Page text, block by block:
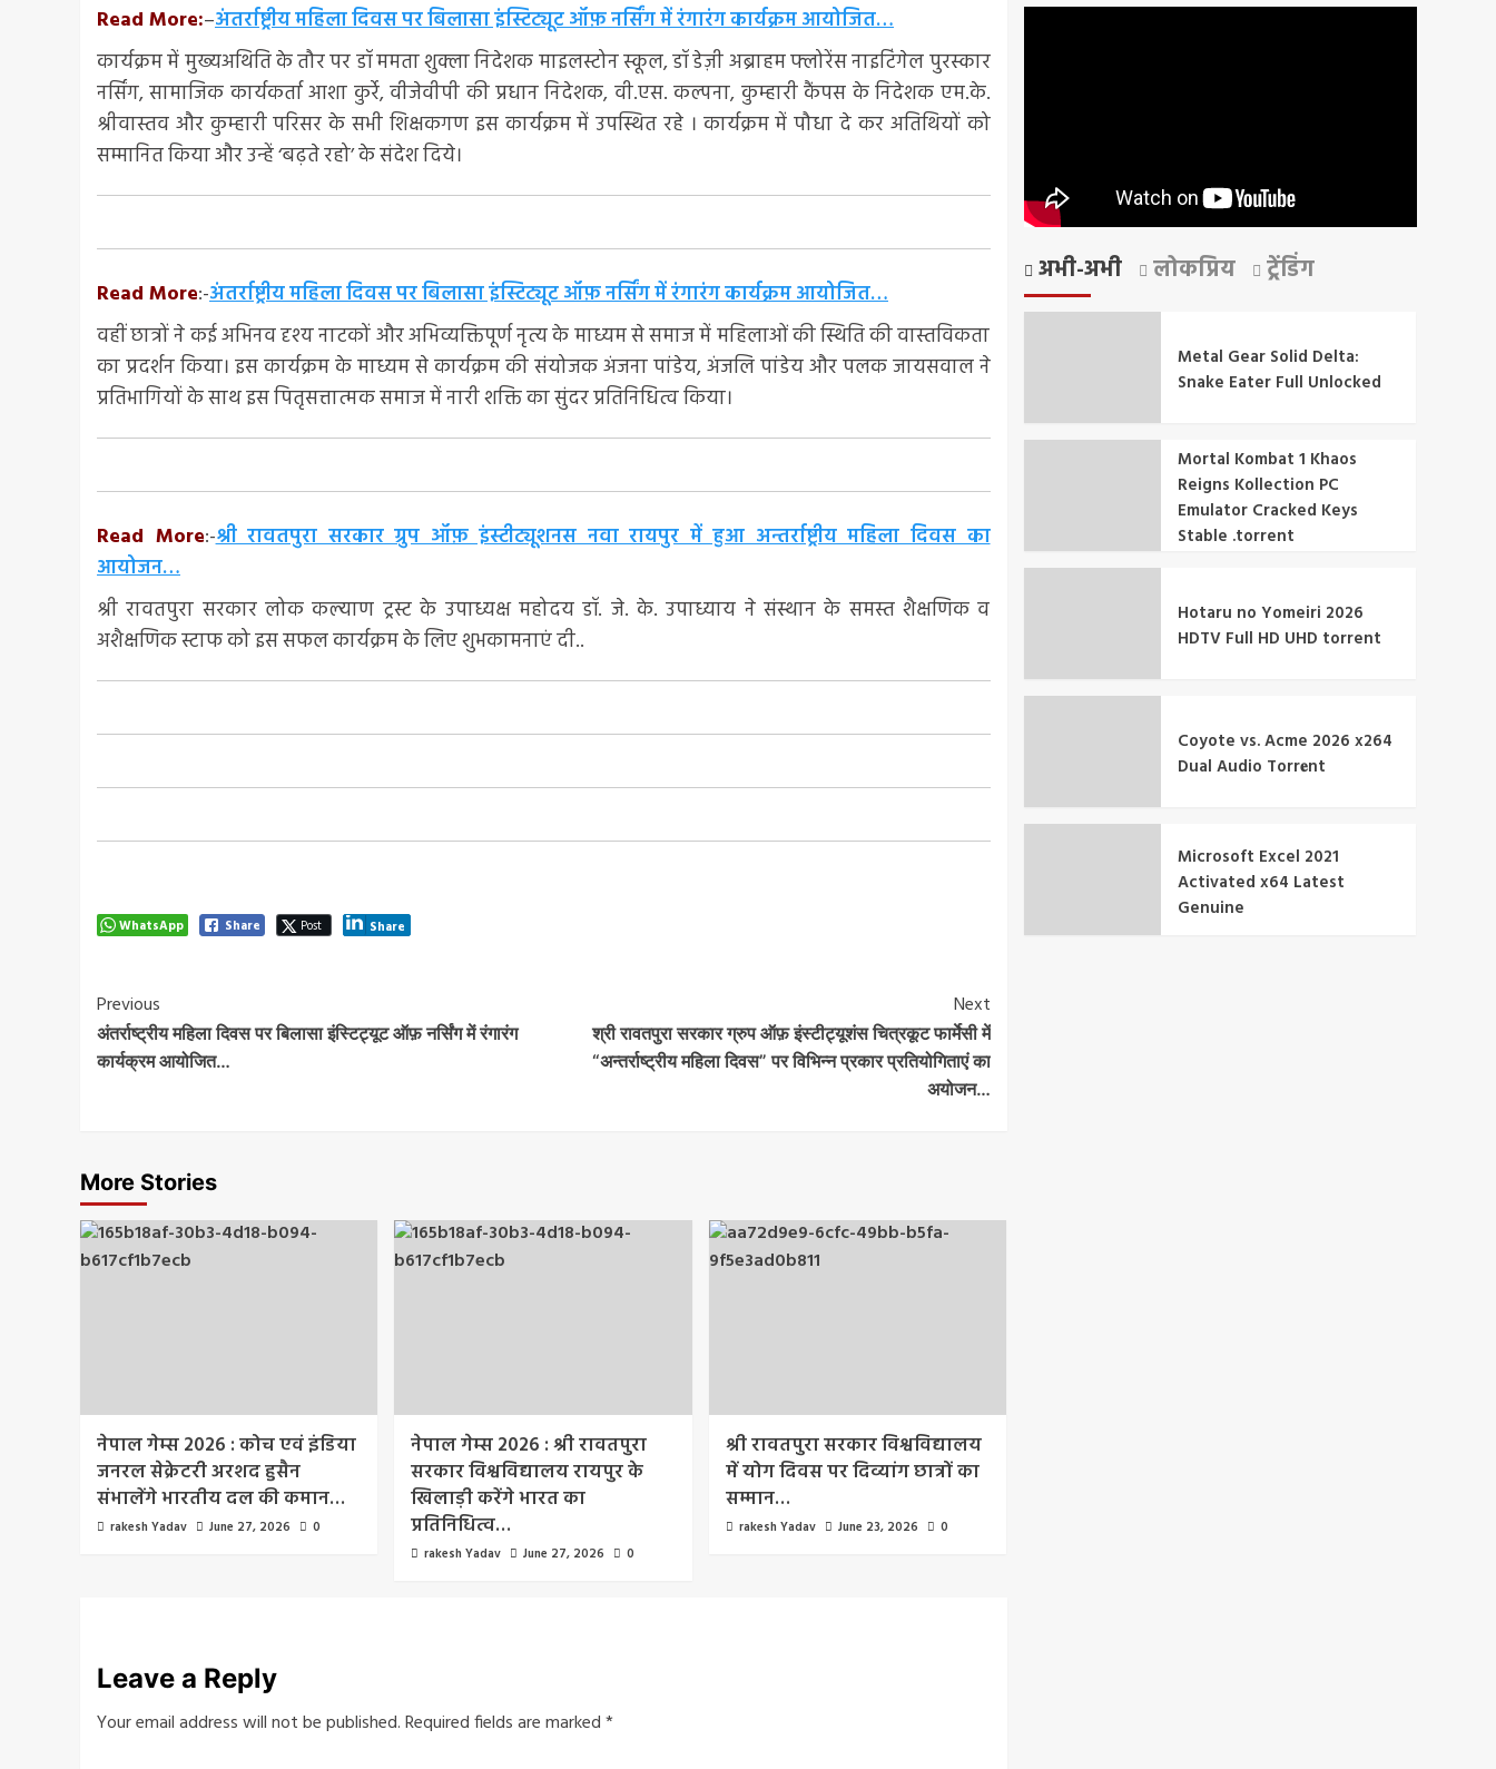
Read More:–अंतर्राष्ट्रीय महिला दिवस पर बिलासा इंस्टिट्यूट ऑफ़ नर्सिंग में रंगारंग कार्यक्रम आयोजित…
कार्यक्रम में मुख्यअथिति के तौर पर डॉ ममता शुक्ला निदेशक माइलस्टोन स्कूल, डॉ डेज़ी अब्राहम फ्लोरेंस नाइटिंगेल पुरस्कार
नर्सिंग, सामाजिक कार्यकर्ता आशा कुर्रे, वीजेवीपी की प्रधान निदेशक, वी.एस. कल्पना, कुम्हारी कैंपस के निदेशक एम.के.
श्रीवास्तव और कुम्हारी परिसर के सभी शिक्षकगण इस कार्यक्रम में उपस्थित रहे । कार्यक्रम में पौधा दे कर अतिथियों को
सम्मानित किया और उन्हें ‘बढ़ते रहो’ के संदेश दिये।
Read More:-अंतर्राष्ट्रीय महिला दिवस पर बिलासा इंस्टिट्यूट ऑफ़ नर्सिंग में रंगारंग कार्यक्रम आयोजित…
वहीं छात्रों ने कई अभिनव दृश्य नाटकों और अभिव्यक्तिपूर्ण नृत्य के माध्यम से समाज में महिलाओं की स्थिति की वास्तविकता
का प्रदर्शन किया। इस कार्यक्रम के माध्यम से कार्यक्रम की संयोजक अंजना पांडेय, अंजलि पांडेय और पलक जायसवाल ने
प्रतिभागियों के साथ इस पितृसत्तात्मक समाज में नारी शक्ति का सुंदर प्रतिनिधित्व किया।
Read More:-श्री रावतपुरा सरकार ग्रुप ऑफ़ इंस्टीट्यूशनस नवा रायपुर में हुआ अन्तर्राष्ट्रीय महिला दिवस का
आयोजन…
श्री रावतपुरा सरकार लोक कल्याण ट्रस्ट के उपाध्यक्ष महोदय डॉ. जे. के. उपाध्याय ने संस्थान के समस्त शैक्षणिक व
अशैक्षणिक स्टाफ को इस सफल कार्यक्रम के लिए शुभकामनाएं दी..
WhatsApp Share Post Share
Post
Navigation
Previous
अंतर्राष्ट्रीय महिला दिवस पर बिलासा इंस्टिट्यूट ऑफ़ नर्सिंग में रंगारंग
कार्यक्रम आयोजित…
Next
श्री रावतपुरा सरकार ग्रुप ऑफ़ इंस्टीट्यूशंस चित्रकूट फार्मेसी में
“अन्तर्राष्ट्रीय महिला दिवस” पर विभिन्न प्रकार प्रतियोगिताएं का
अयोजन…
More Stories
नेपाल गेम्स 2026 : कोच एवं इंडिया
जनरल सेक्रेटरी अरशद हुसैन
संभालेंगे भारतीय दल की कमान…
rakesh Yadav June 27, 2026 0
नेपाल गेम्स 2026 : श्री रावतपुरा
सरकार विश्वविद्यालय रायपुर के
खिलाड़ी करेंगे भारत का
प्रतिनिधित्व…
rakesh Yadav June 27, 2026 0
श्री रावतपुरा सरकार विश्वविद्यालय
में योग दिवस पर दिव्यांग छात्रों का
सम्मान…
rakesh Yadav June 23, 2026 0
Leave a Reply
Your email address will not be published.Required fields are marked*
अभी-अभी लोकप्रिय ट्रेंडिंग
Metal Gear Solid Delta:
Snake Eater Full Unlocked
Mortal Kombat 1 Khaos
Reigns Kollection PC
Emulator Cracked Keys
Stable .torrent
Hotaru no Yomeiri 2026
HDTV Full HD UHD torrent
Coyote vs. Acme 2026 x264
Dual Audio Torr𝐞nt
Microsoft Excel 2021
Activated x64 Latest
Genuine